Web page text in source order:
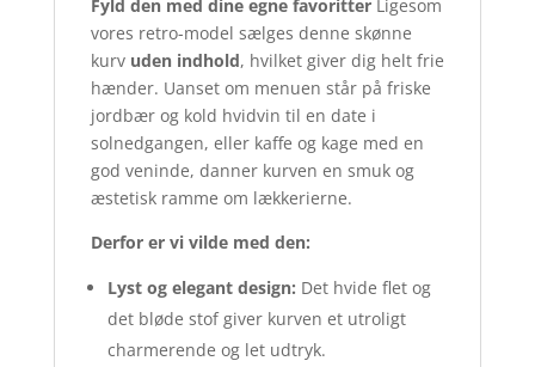
Fyld den med dine egne favoritterLigesom
vores retro-model sælges denne skønne
kurv uden indhold, hvilket giver dig helt frie
hænder. Uanset om menuen står på friske
jordbær og kold hvidvin til en date i
solnedgangen, eller kaffe og kage med en
god veninde, danner kurven en smuk og
æstetisk ramme om lækkerierne.
Derfor er vi vilde med den:
Lyst og elegant design: Det hvide flet og
det bløde stof giver kurven et utroligt
charmerende og let udtryk.